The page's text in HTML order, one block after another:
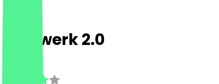
Stellwerk 2.0